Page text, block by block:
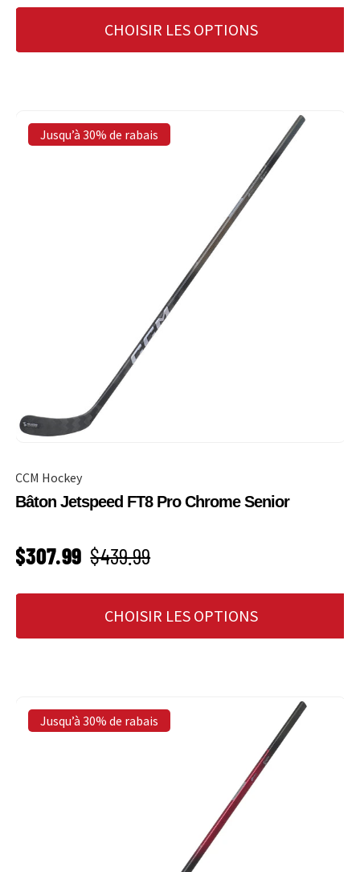
CHOISIR LES OPTIONS
Jusqu’à 30% de rabais
CCM Hockey
Bâton Jetspeed FT8 Pro Chrome Senior
PRIX SOLDÉ
$307.99 Prix habituel
$439.99
CHOISIR LES OPTIONS
Jusqu’à 30% de rabais